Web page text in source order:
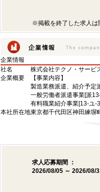
※掲載を終了した求人は
企業情報
社名
株式会社テクノ・サービ
企業概要
【事業内容】
製造業務派遣、紹介予定
一般労働者派遣事業[派
有料職業紹介事業[13-ユ-
本社所在地東京都千代田区神田練
求人応募期間 ：
2026/08/05 ～ 2026/08/